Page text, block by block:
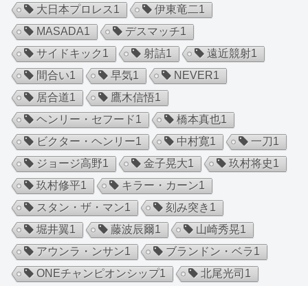
大日本プロレス1 伊東竜二1
MASADA1 デスマッチ1
サイドキック1 射詰1 遠近競射1
間合い1 早気1 NEVER1
居合道1 鷹木信悟1
ヘンリー・セフード1 橋本真也1
ビクター・ヘンリー1 中村寛1 一刀1
ジョージ高野1 金子晃大1 玖村将史1
玖村修平1 キラー・カーン1
スタン・ザ・マン1 刻み突き 1
堀井翼1 藤波辰爾1 山崎秀晃1
アウンラ・ンサン1 ブランドン・ベラ1
ONEチャンピオンシップ1 北尾光司 1